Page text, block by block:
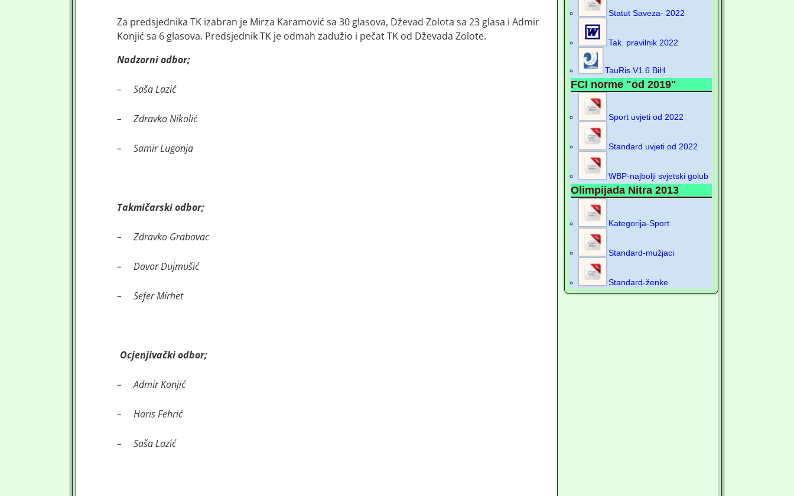
Za predsjednika TK izabran je Mirza Karamović sa 30 glasova, Dževad Zolota sa 23 glasa i Admir
Konjić sa 6 glasova. Predsjednik TK je odmah zadužio i pečat TK od Dževada Zolote.
Nadzorni odbor;
– Saša Lazić
– Zdravko Nikolić
– Samir Lugonja
Takmičarski odbor;
– Zdravko Grabovac
– Davor Dujmušić
– Sefer Mirhet
Ocjenjivački odbor;
– Admir Konjić
– Haris Fehrić
– Saša Lazić
Statut Saveza- 2022
Tak. pravilnik 2022
TauRis V1.6 BiH
FCI norme "od 2019"
Sport uvjeti od 2022
Standard uvjeti od 2022
WBP-najbolji svjetski golub
Olimpijada Nitra 2013
Kategorija-Sport
Standard-mužjaci
Standard-ženke